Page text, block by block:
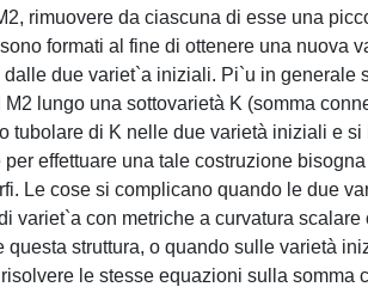
rimuovere da ciascuna di esse una
formati al fine di ottenere una nuova
due variet`a iniziali. Pi`u in generale
lungo una sottovarietà K (somma
tubolare di K nelle due varietà iniziali e
effettuare una tale costruzione
Le cose si complicano quando le due
variet`a con metriche a curvatura
questa struttura, o quando sulle varietà
le stesse equazioni sulla somma